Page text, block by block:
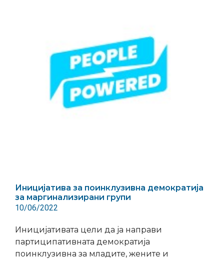
Иницијатива за поинклузивна демократија
за маргинализирани групи
10/06/2022
Иницијативата цели да ја направи
партиципативната демократија
поинклузивна за младите, жените и